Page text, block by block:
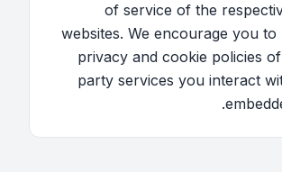
of service of the
websites. We encourage you to
privacy and cookie policies
party services you interact